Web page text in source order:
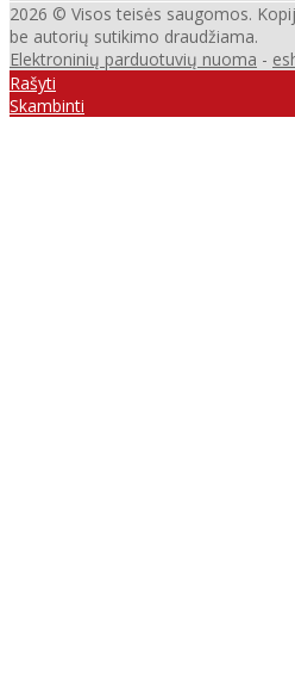
2026 © Visos teisės saugomos.
be autorių sutikimo draudžiama.
Elektroninių parduotuvių nuoma -
Rašyti
Skambinti